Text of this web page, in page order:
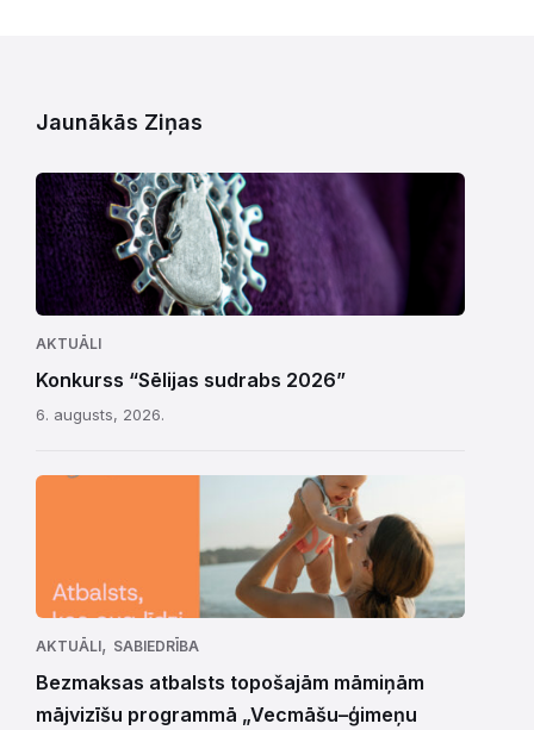
Jaunākās Ziņas
AKTUĀLI
Konkurss “Sēlijas sudrabs 2026”
6. augusts, 2026.
AKTUĀLI, SABIEDRĪBA
Bezmaksas atbalsts topošajām māmiņām
mājvizīšu programmā „Vecmāšu–ģimeņu